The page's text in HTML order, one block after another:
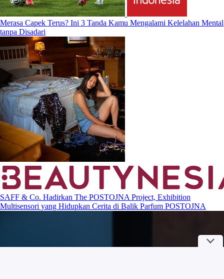
Merasa Capek Terus? Ini 3 Tanda Kamu Mengalami Kelelahan Mental
tanpa Disadari
SAFF & Co. Hadirkan The POSTOJNA Project, Exhibition
Multisensori yang Hidupkan Cerita di Balik Parfum POSTOJNA